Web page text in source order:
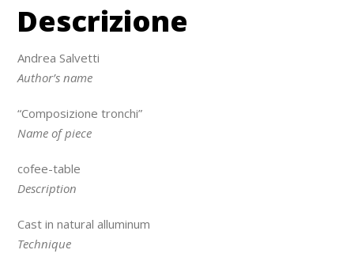
Descrizione
Andrea Salvetti
Author’s name
“Composizione tronchi”
Name of piece
cofee-table
Description
Cast in natural alluminum
Technique